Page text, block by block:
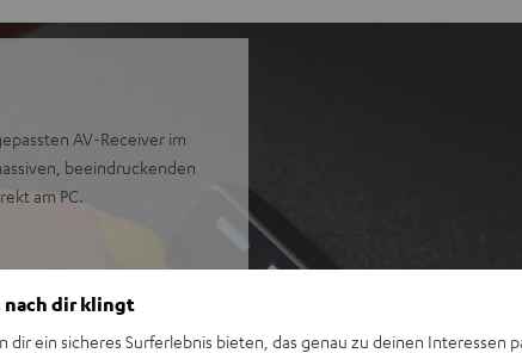
AV-Receiver im
beeindruckenden
am PC.
Filmton und Musik
ausgewogene,
nach dir klingt
dir ein sicheres Surferlebnis bieten, das genau zu deinen Interessen